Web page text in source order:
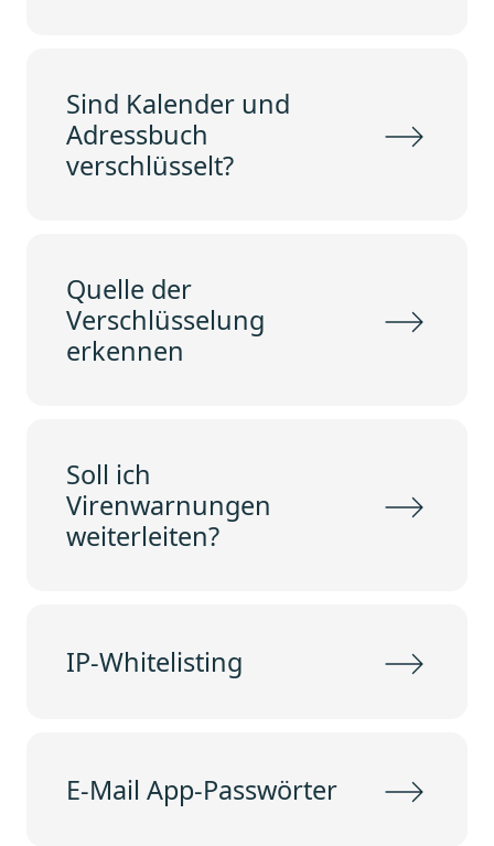
Sind Kalender und
Adressbuch
verschlüsselt?
Quelle der
Verschlüsselung
erkennen
Soll ich
Virenwarnungen
weiterleiten?
IP-Whitelisting
E-Mail App-Passwörter